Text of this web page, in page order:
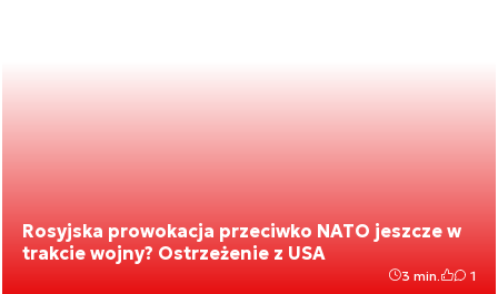
Rosyjska prowokacja przeciwko NATO jeszcze w
trakcie wojny? Ostrzeżenie z USA
3 min. 1